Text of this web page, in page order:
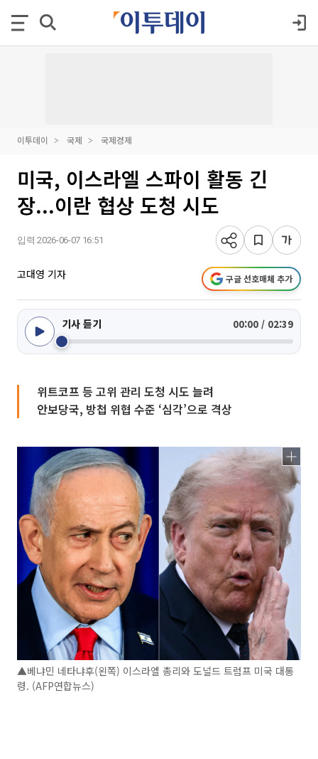
이투데이 국제 국제경제
미국, 이스라엘 스파이 활동 긴
장...이란 협상 도청 시도
입력 2026-06-07 16:51
고대영 기자 구글 선호매체 추가
기사 듣기 00:00 / 02:39
위트코프 등 고위 관리 도청 시도 늘려
안보당국, 방첩 위협 수준 ‘심각’으로 격상
▲베냐민 네타냐후(왼쪽) 이스라엘 총리와 도널드 트럼프 미국 대통
령. (AFP연합뉴스)